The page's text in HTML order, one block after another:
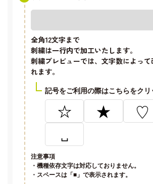
全角12文字まで
刺繍は一行内で加工いたします。
刺繍プレビューでは、文字数によっ
れます。
記号をご利用の際はこちらをクリ
☆ ★ ♡
␣
注意事項
・機種依存文字は対応しておりません。
・スペースは「■」で表示されます。